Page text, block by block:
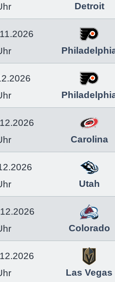
Detroit
Carolina
Utah
Colorado
Las Vegas